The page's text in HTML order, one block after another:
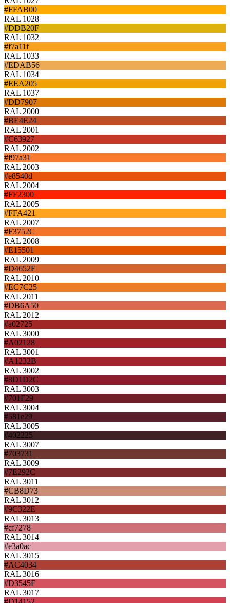
#FFAB00
RAL 1028
#DDB20F
RAL 1032
#f7a11f
RAL 1033
#EDAB56
RAL 1034
#EEA205
RAL 1037
#DD7907
RAL 2000
#BE4E24
RAL 2001
#C63927
RAL 2002
#f97a31
RAL 2003
#e8540d
RAL 2004
#FF2300
RAL 2005
#FFA421
RAL 2007
#F3752C
RAL 2008
#E15501
RAL 2009
#D4652F
RAL 2010
#EC7C25
RAL 2011
#DB6A50
RAL 2012
#a02725
RAL 3000
#A02128
RAL 3001
#A1232B
RAL 3002
#8D1D2C
RAL 3003
#701F29
RAL 3004
#581e29
RAL 3005
#402225
RAL 3007
#703731
RAL 3009
#7E292C
RAL 3011
#CB8D73
RAL 3012
#9C322E
RAL 3013
#cf7278
RAL 3014
#e3a0ac
RAL 3015
#AC4034
RAL 3016
#D3545F
RAL 3017